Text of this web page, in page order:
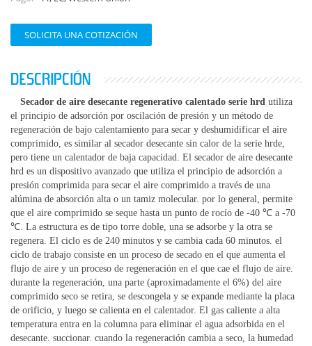
SOLICITA UNA COTIZACIÓN
DESCRIPCIÓN
Secador de aire desecante regenerativo calentado serie hrd utiliza
el principio de adsorción por oscilación de presión y un método de
regeneración de bajo calentamiento para secar y deshumidificar el aire
comprimido, es similar al secador desecante sin calor de la serie hrde,
pero tiene un calentador de baja capacidad. El secador de aire desecante
hrd es un dispositivo avanzado que utiliza el principio de adsorción a
presión comprimida para secar el aire comprimido a través de una
alúmina de absorción alta o un tamiz molecular. por lo general, permite
que el aire comprimido se seque hasta un punto de rocío de -40 ℃ a -70
℃. La estructura es de tipo torre doble, una se adsorbe y la otra se
regenera. El ciclo es de 240 minutos y se cambia cada 60 minutos. el
ciclo de trabajo consiste en un proceso de secado en el que aumenta el
flujo de aire y un proceso de regeneración en el que cae el flujo de aire.
durante la regeneración, una parte (aproximadamente el 6%) del aire
comprimido seco se retira, se descongela y se expande mediante la placa
de orificio, y luego se calienta en el calentador. El gas caliente a alta
temperatura entra en la columna para eliminar el agua adsorbida en el
desecante. succionar. cuando la regeneración cambia a seco, la humedad